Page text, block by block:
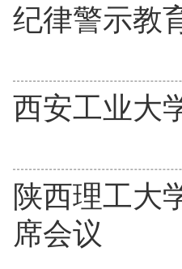
纪律警示教
西安工业大
陕西理工大
席会议